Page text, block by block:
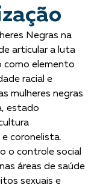
Negras na
articular a luta
como elemento
racial e
mulheres negras
estado
coronelista.
o controle social
áreas de saúde
sexuais e